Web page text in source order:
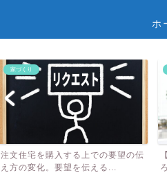
ホ
家づくり
注文住宅を購入する上での要望の伝
え方の変化。要望を伝える...